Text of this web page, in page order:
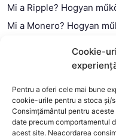
Cookie-
Pentru a oferi cele mai bune
cookie-urile pentru a stoca și/
Consimțământul pentru
date precum comportamentul
acest site. Neacordarea
Mi a Ripple? Hogyan
Mi a Monero? Hogyan
Mi a blokklánc